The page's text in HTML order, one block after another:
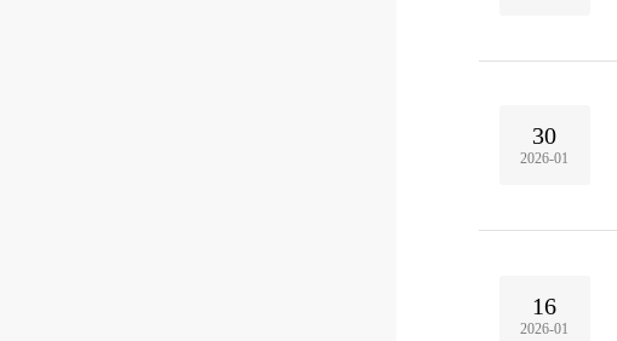
30
2026-01
16
2026-01